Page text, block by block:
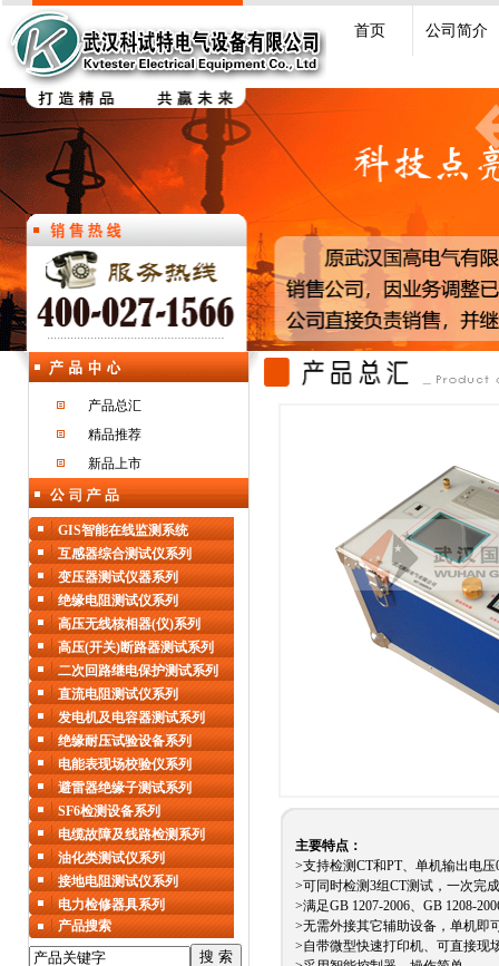
首页 公司简介
产品总汇
精品推荐
新品上市
主要特点：
>支持检测CT和PT、单机输出电压
>可同时检测3组CT测试，一次完
>满足GB 1207-2006、GB 1208-
>无需外接其它辅助设备，单机即
>自带微型快速打印机、可直接现
GIS智能在线监测系统
互感器综合测试仪系列
变压器测试仪器系列
绝缘电阻测试仪系列
高压无线核相器(仪)系列
高压(开关)断路器测试系列
二次回路继电保护测试系列
直流电阻测试仪系列
发电机及电容器测试系列
绝缘耐压试验设备系列
电能表现场校验仪系列
避雷器绝缘子测试系列
SF6检测设备系列
电缆故障及线路检测系列
油化类测试仪系列
接地电阻测试仪系列
电力检修器具系列
产品搜索